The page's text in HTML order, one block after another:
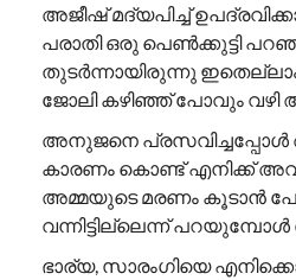
അജീഷ് മദ്യപിച്ച്
പരാതി ഒരു പെൺക്കുട്ടി
തുടർന്നായിരുന്നു
ജോലി കഴിഞ്ഞ് പോവും വഴി
അനുജനെ പ്രസവിച്ചപ്പോൾ
കാരണം കൊണ്ട് എനിക്ക്
അമ്മയുടെ മരണം കൂടാൻ
വന്നിട്ടില്ലെന്ന് പറയുമ്പോൾ
ഭാര്യ, സാരംഗിയെ